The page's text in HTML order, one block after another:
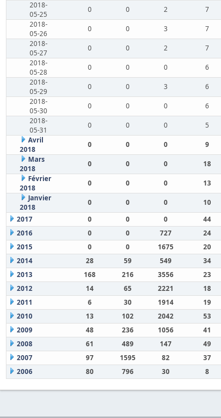
2018-
05-25
0 0 2
7
2018-
05-26
0 0 3
7
2018-
05-27
0 0 2
7
2018-
05-28
0 0 0
6
2018-
05-29
0 0 3
6
2018-
05-30
0 0 0
6
2018-
05-31
0 0 0
5
Avril
2018
0 0 0
9
Mars
2018
0 0 0
18
Février
2018
0 0 0
13
Janvier
2018
0 0 0
10
2017
0 0 0
44
2016
0 0 727
24
2015
0 0 1675
20
2014
28 59 549
34
2013
168 216 3556
23
2012
14 65 2221
18
2011
6 30 1914
19
2010
13 102 2042
53
2009
48 236 1056
41
2008
61 489 147
49
2007
97 1595 82
37
2006
80 796 30 8